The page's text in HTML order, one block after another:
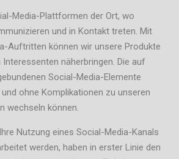
Media-Plattformen der Ort, wo
und in Kontakt treten. Mit
Auftritten können wir unsere Produkte
näherbringen. Die auf
Social-Media-Elemente
ohne Komplikationen zu unseren
wechseln können.
Nutzung eines Social-Media-Kanals
werden, haben in erster Linie den